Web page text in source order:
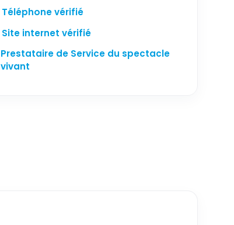
Téléphone vérifié
Site internet vérifié
Prestataire de Service du spectacle
vivant